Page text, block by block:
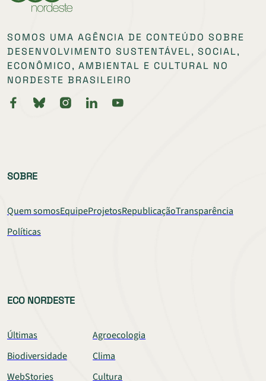
SOMOS UMA AGÊNCIA DE CONTEÚDO SOBRE
DESENVOLVIMENTO SUSTENTÁVEL, SOCIAL,
ECONÔMICO, AMBIENTAL E CULTURAL NO
NORDESTE BRASILEIRO
SOBRE
Quem somosEquipeProjetosRepublicaçãoTransparência
Políticas
ECO NORDESTE
Últimas
Agroecologia
Biodiversidade
Clima
WebStories
Cultura